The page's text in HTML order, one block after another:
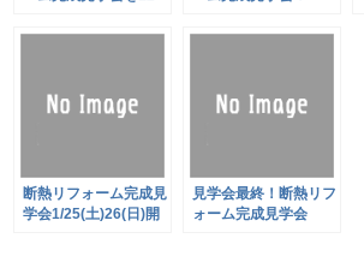
（日）に開催します♪
祝)開催！
断熱リフォーム完成見
学会1/25(土)26(日)開
見学会最終！断熱リフ
ォーム完成見学会